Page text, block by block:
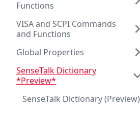
Functions
VISA and SCPI Commands
and Functions
Global Properties
SenseTalk Dictionary
*Preview*
SenseTalk Dictionary (Preview)